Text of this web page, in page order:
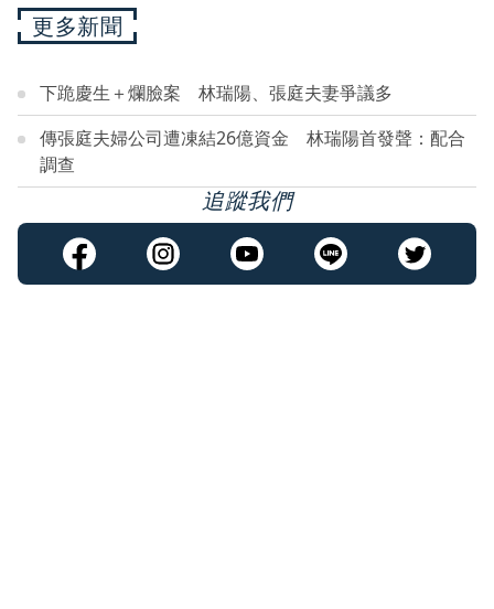
更多新聞
下跪慶生＋爛臉案 林瑞陽、張庭夫妻爭議多
傳張庭夫婦公司遭凍結26億資金 林瑞陽首發聲：配合
調查
追蹤我們